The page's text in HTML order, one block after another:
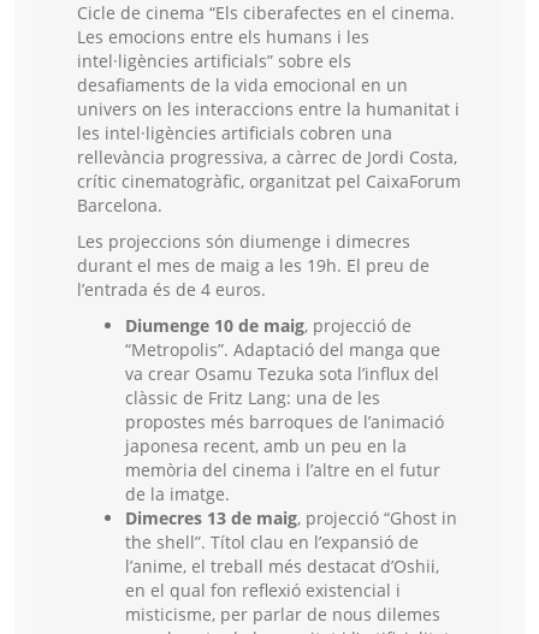
Cicle de cinema “Els ciberafectes en el cinema.
Les emocions entre els humans i les
intel·ligències artificials” sobre els
desafiaments de la vida emocional en un
univers on les interaccions entre la humanitat i
les intel·ligències artificials cobren una
rellevància progressiva, a càrrec de Jordi Costa,
crític cinematogràfic, organitzat pel CaixaForum
Barcelona.
Les projeccions són diumenge i dimecres
durant el mes de maig a les 19h. El preu de
l’entrada és de 4 euros.
Diumenge 10 de maig, projecció de
“Metropolis”. Adaptació del manga que
va crear Osamu Tezuka sota l’influx del
clàssic de Fritz Lang: una de les
propostes més barroques de l’animació
japonesa recent, amb un peu en la
memòria del cinema i l’altre en el futur
de la imatge.
Dimecres 13 de maig, projecció “Ghost in
the shell”. Títol clau en l’expansió de
l’anime, el treball més destacat d’Oshii,
en el qual fon reflexió existencial i
misticisme, per parlar de nous dilemes